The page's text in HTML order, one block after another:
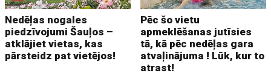
Nedēļas nogales
piedzīvojumi Šauļos –
atklājiet vietas, kas
pārsteidz pat vietējos!
Pēc šo vietu
apmeklēšanas jutīsies
tā, kā pēc nedēļas gara
atvaļinājuma ! Lūk, kur to
atrast!